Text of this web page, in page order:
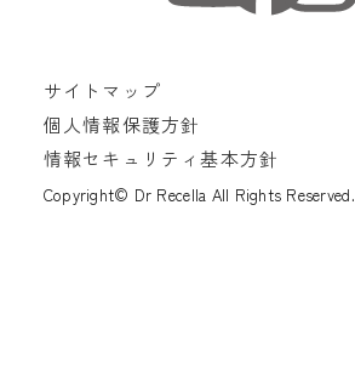
サイトマップ
個人情報保護方針
情報セキュリティ基本方針
Copyright© Dr Recella All Rights Reserved.